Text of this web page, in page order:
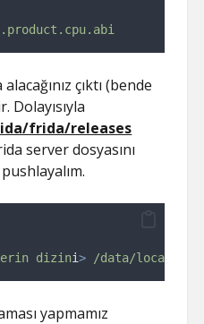
çıktı (bende
Dolayısıyla
frida/releases
server dosyasını
dizini> /data/local/
yapmamız